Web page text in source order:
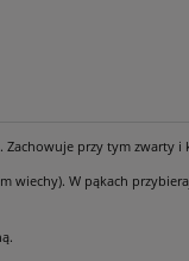
Zachowuje przy tym zwarty
wiechy). W pąkach